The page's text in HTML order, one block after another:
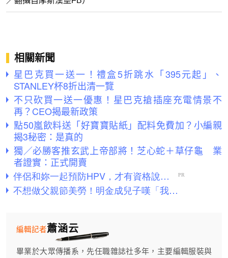
相關新聞
星巴克買一送一！禮盒5折跳水「395元起」、
STANLEY杯8折出清一覽
不只砍買一送一優惠！星巴克搶插座充電情景不
再？CEO揭最新政策
點50嵐飲料送「好寶寶貼紙」配料免費加？小編親
揭3秘密：是真的
獨／必勝客推玄武上帝部將！芝心蛇＋草仔龜 業
者證實：正式開賣
蕭涵云
編輯記者
畢業於大眾傳播系，先任職雜誌社多年，主要編輯服裝與